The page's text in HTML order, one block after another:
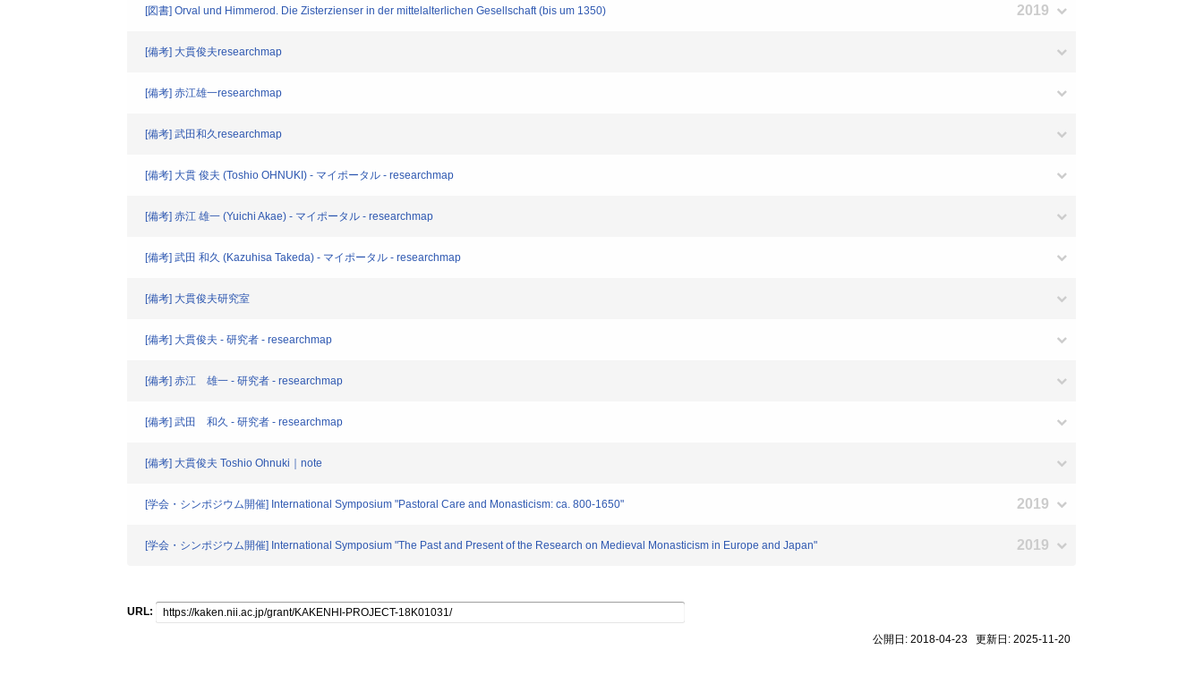
[図書] Orval und Himmerod. Die Zisterzienser in der mittelalterlichen Gesellschaft (bis um 1350) 2019
[備考] 大貫俊夫researchmap
[備考] 赤江雄一researchmap
[備考] 武田和久researchmap
[備考] 大貫 俊夫 (Toshio OHNUKI) - マイポータル - researchmap
[備考] 赤江 雄一 (Yuichi Akae) - マイポータル - researchmap
[備考] 武田 和久 (Kazuhisa Takeda) - マイポータル - researchmap
[備考] 大貫俊夫研究室
[備考] 大貫俊夫 - 研究者 - researchmap
[備考] 赤江 雄一 - 研究者 - researchmap
[備考] 武田 和久 - 研究者 - researchmap
[備考] 大貫俊夫 Toshio Ohnuki｜note
[学会・シンポジウム開催] International Symposium "Pastoral Care and Monasticism: ca. 800-1650" 2019
[学会・シンポジウム開催] International Symposium "The Past and Present of the Research on Medieval Monasticism in Europe and Japan" 2019
URL:
公開日: 2018-04-23 更新日: 2025-11-20